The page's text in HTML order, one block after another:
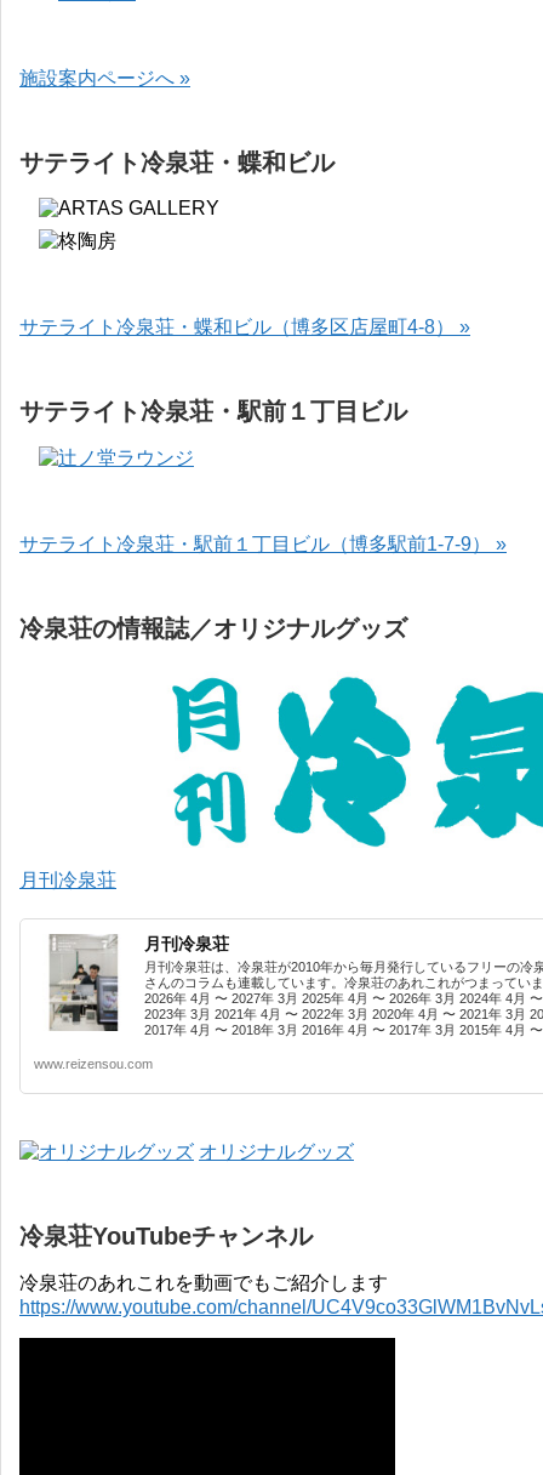
施設案内ページへ »
サテライト冷泉荘・蝶和ビル
サテライト冷泉荘・蝶和ビル（博多区店屋町4-8） »
サテライト冷泉荘・駅前１丁目ビル
サテライト冷泉荘・駅前１丁目ビル（博多駅前1-7-9） »
冷泉荘の情報誌／オリジナルグッズ
月刊冷泉荘
月刊冷泉荘
月刊冷泉荘は、冷泉荘が2010年から毎月発行しているフリーの
さんのコラムも連載しています。冷泉荘のあれこれがつまってい
2026年 4月 〜 2027年 3月 2025年 4月 〜 2026年 3月 2024年 4月
2023年 3月 2021年 4月 〜 2022年 3月 2020年 4月 〜 2021年 3月
2017年 4月 〜 2018年 3月 2016年 4月 〜 2017年 3月 2015年 4月
www.reizensou.com
オリジナルグッズ
冷泉荘YouTubeチャンネル
冷泉荘のあれこれを動画でもご紹介します
https://www.youtube.com/channel/